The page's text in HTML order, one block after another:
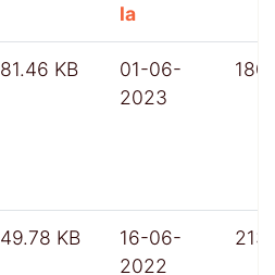
la
81.46 KB
01-06-
2023
49.78 KB
16-06-
2022